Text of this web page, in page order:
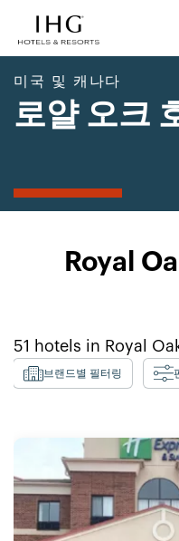
미국 및 캐나다
로얄 오크
Royal
51 hotels in Royal
브랜드별 필터링